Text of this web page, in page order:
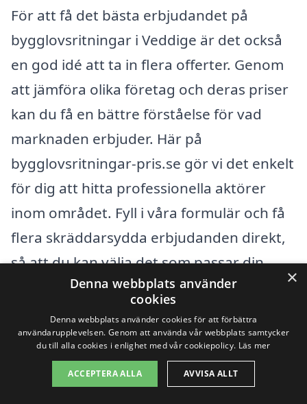
För att få det bästa erbjudandet på
bygglovsritningar i Veddige är det också
en god idé att ta in flera offerter. Genom
att jämföra olika företag och deras priser
kan du få en bättre förståelse för vad
marknaden erbjuder. Här på
bygglovsritningar-pris.se gör vi det enkelt
för dig att hitta professionella aktörer
inom området. Fyll i våra formulär och få
flera skräddarsydda erbjudanden direkt,
så att du kan välja det som passar din
budget och dina behov bäst.
Sammanfattningsvis finns det många
faktorer som påverkar priset på
bygglovsritningar i Veddige. Genom att
×
Denna webbplats använder
cookies
Denna webbplats använder cookies för att förbättra
användarupplevelsen. Genom att använda vår webbplats samtycker
du till alla cookies i enlighet med vår cookiepolicy. Läs mer
ACCEPTERA ALLA AVVISA ALLT